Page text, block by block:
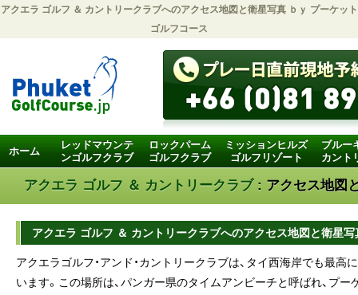
アクエラ ゴルフ ＆ カントリークラブへのアクセス地図と衛星写真 ｂｙ プーケット
ゴルフコース
ホーム
レッドマウンテ
ンゴルフクラブ
ロックパーム
ゴルフクラブ
ミッションヒルズ
ゴルフリゾート
ブルー
カント
アクエラ ゴルフ ＆ カントリークラブ: アクセス地図
アクエラ ゴルフ ＆ カントリークラブへのアクセス地図と衛星写
アクエラゴルフ・アンド・カントリークラブは、タイ西海岸でも最高
います。この場所は、パンガー県のタイムアンビーチと呼ばれ、プ